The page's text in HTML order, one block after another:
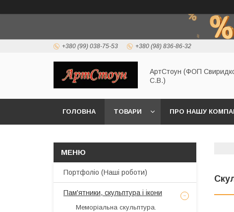
+380 (99) 038-75-53 +380 (98) 836-86-32
АртСтоун (ФОП
С.В.)
ГОЛОВНА ТОВАРИ ПРО НАШУ
Портфоліо (Наші роботи)
Пам'ятники, скульптура і ікони
Меморіальна скульптура.